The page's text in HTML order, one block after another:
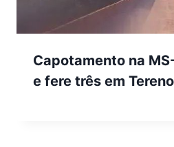
Capotamento na
e fere três em